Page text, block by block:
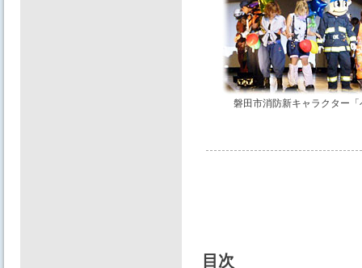
磐田市消防新キャラクター
目次